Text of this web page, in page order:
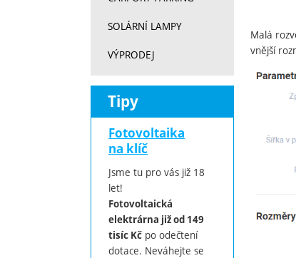
Malá
vnější
SOLÁRNÍ LAMPY
VÝPRODEJ
Tipy
Fotovoltaika
na klíč
Jsme tu pro vás již 18
let!
Fotovoltaická
elektrárna již od 149
tisíc Kč po odečtení
dotace. Neváhejte se